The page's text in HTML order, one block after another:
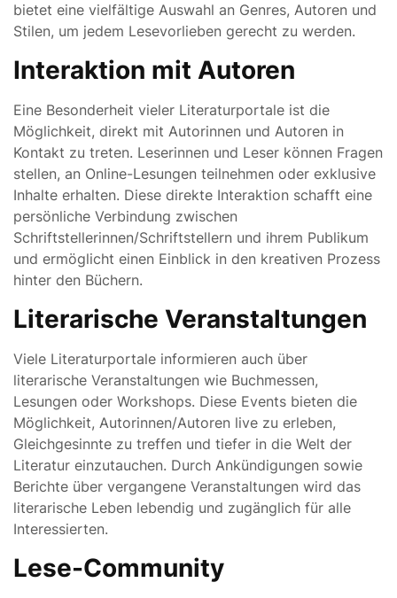
bietet eine vielfältige Auswahl an Genres, Autoren und
Stilen, um jedem Lesevorlieben gerecht zu werden.
Interaktion mit Autoren
Eine Besonderheit vieler Literaturportale ist die
Möglichkeit, direkt mit Autorinnen und Autoren in
Kontakt zu treten. Leserinnen und Leser können Fragen
stellen, an Online-Lesungen teilnehmen oder exklusive
Inhalte erhalten. Diese direkte Interaktion schafft eine
persönliche Verbindung zwischen
Schriftstellerinnen/Schriftstellern und ihrem Publikum
und ermöglicht einen Einblick in den kreativen Prozess
hinter den Büchern.
Literarische Veranstaltungen
Viele Literaturportale informieren auch über
literarische Veranstaltungen wie Buchmessen,
Lesungen oder Workshops. Diese Events bieten die
Möglichkeit, Autorinnen/Autoren live zu erleben,
Gleichgesinnte zu treffen und tiefer in die Welt der
Literatur einzutauchen. Durch Ankündigungen sowie
Berichte über vergangene Veranstaltungen wird das
literarische Leben lebendig und zugänglich für alle
Interessierten.
Lese-Community